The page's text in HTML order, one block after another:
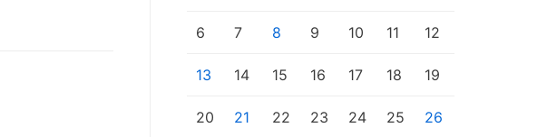
6 7 8 9 10 11 12
13 14 15 16 17 18 19
20 21 22 23 24 25 26